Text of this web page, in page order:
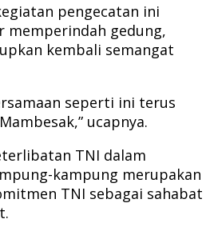
pengecatan ini
memperindah gedung,
kembali semangat
seperti ini terus
ucapnya.
TNI dalam
kampung merupakan
TNI sebagai sahabat